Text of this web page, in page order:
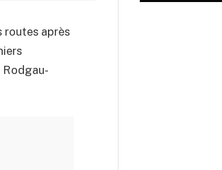
routes après